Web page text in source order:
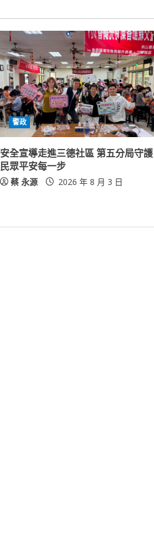
警政
安全宣導走進三德社區 第五分局守護
民眾平安每一步
蔡 永源 2026 年 8 月 3 日